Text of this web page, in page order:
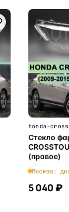
honda-
Стекло
(правое)
Москва:
5 040 ₽